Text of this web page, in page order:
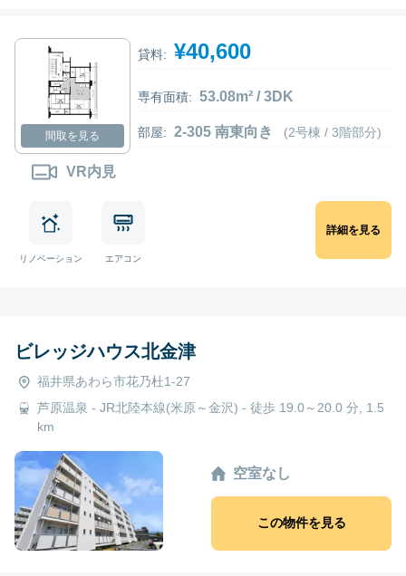
間取を見る
VR内見
貸料: ¥40,600
専有面積: 53.08m² / 3DK
部屋: 2-305 南東向き (2号棟 / 3階部分)
リノベーション エアコン
詳細を見る
ビレッジハウス北金津
福井県あわら市花乃杜1-27
芦原温泉 - JR北陸本線(米原～金沢) - 徒歩 19.0～20.0 分, 1.5
km
空室なし
この物件を見る